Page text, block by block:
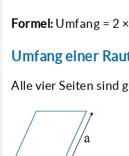
Formel: Umfang = 2
Umfang einer
Alle vier Seiten sind